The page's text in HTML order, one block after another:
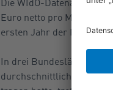
Die WIdO-
Euro netto pro Monat
ersten Jahr der Pflege
In drei Bundesländern,
durchschnittlichen